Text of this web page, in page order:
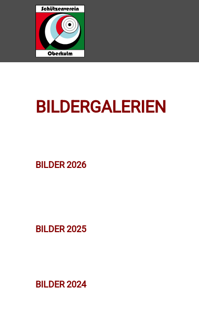
Zum Hauptinhalt springen
BILDERGALERIEN
BILDER 2026
BILDER 2025
BILDER 2024